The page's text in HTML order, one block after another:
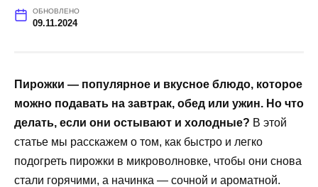
ОБНОВЛЕНО
09.11.2024
Пирожки — популярное и вкусное блюдо, которое
можно подавать на завтрак, обед или ужин. Но что
делать, если они остывают и холодные? В этой
статье мы расскажем о том, как быстро и легко
подогреть пирожки в микроволновке, чтобы они снова
стали горячими, а начинка — сочной и ароматной.